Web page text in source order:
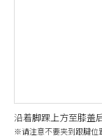
沿着脚踝上方至膝盖
※请注意不要夹到跟腱位